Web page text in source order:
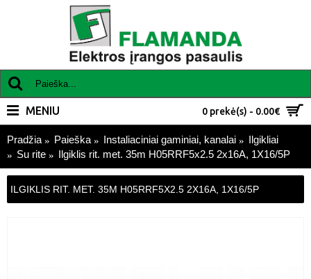
0 prekė(s) - 0.00€
MENIU
Pradžia Paieška Instaliaciniai gaminiai, kanalai
Ilgikliai
Su rite
Ilgiklis rit. met. 35m H05RRF5x2.5 2x16A, 1X16/5P
ILGIKLIS RIT. MET. 35M H05RRF5X2.5 2X16A, 1X16/5P